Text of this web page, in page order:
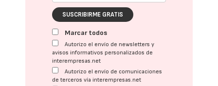
SUSCRIBIRME GRATIS
Marcar todos
Autorizo el envío de newsletters y
avisos informativos personalizados de
interempresas.net
Autorizo el envío de comunicaciones
de terceros vía interempresas.net